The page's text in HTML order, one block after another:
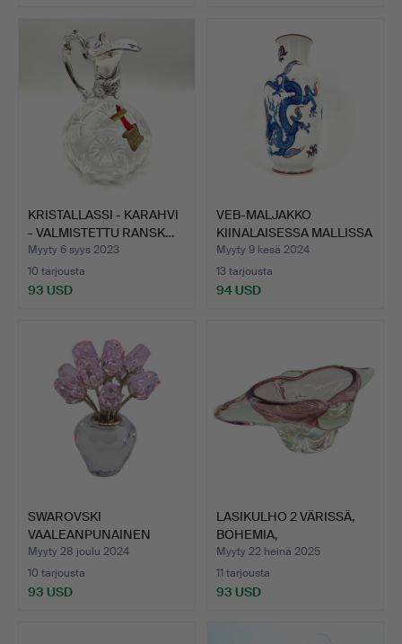
KRISTALLASSI - KARAHVI
- VALMISTETTU RANSK…
Myyty 6 syys 2023
10 tarjousta
93 USD
VEB-MALJAKKO
KIINALAISESSA MALLISSA
VALKOI…
Myyty 9 kesä 2024
13 tarjousta
94 USD
SWAROVSKI
VAALEANPUNAINEN
TULPPAANIKIMPPU …
Myyty 28 joulu 2024
10 tarjousta
93 USD
LASIKULHO 2 VÄRISSÄ,
BOHEMIA,
KIRJOITTANUT…
Myyty 22 heinä 2025
11 tarjousta
93 USD